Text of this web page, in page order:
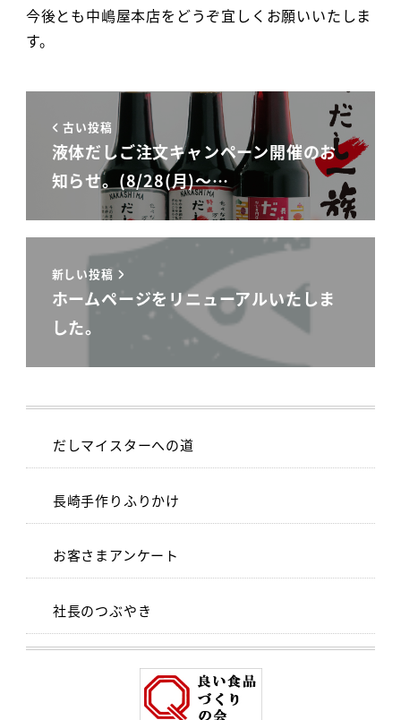
今後とも中嶋屋本店をどうぞ宜しくお願いいたしま
す。
古い投稿
液体だしご注文キャンペーン開催のお
知らせ。(8/28(月)～…
新しい投稿
ホームページをリニューアルいたしま
した。
だしマイスターへの道
長崎手作りふりかけ
お客さまアンケート
社長のつぶやき